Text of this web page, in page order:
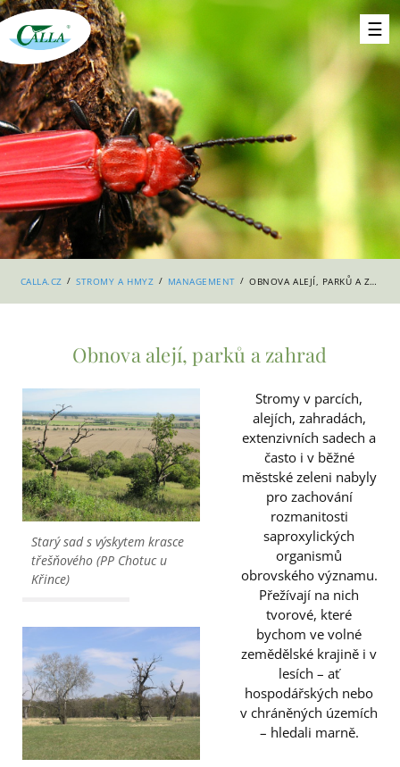
CALLA.CZ / STROMY A HMYZ / MANAGEMENT / OBNOVA ALEJÍ, PARKŮ A ZAHRAD
Obnova alejí, parků a zahrad
Starý sad s výskytem krasce
třešňového (PP Chotuc u
Křince)
Stromy v parcích,
alejích, zahradách,
extenzivních sadech a
často i v běžné
městské zeleni nabyly
pro zachování
rozmanitosti
saproxylických
organismů
obrovského významu.
Přežívají na nich
tvorové, které
bychom ve volné
zemědělské krajině i v
lesích – ať
hospodářských nebo
v chráněných územích
– hledali marně.